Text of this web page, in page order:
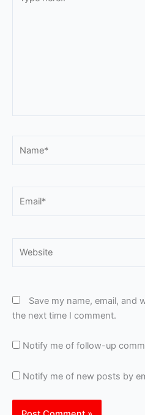
here..
Save my name, email, and
the next time I comment.
Notify me of follow-up
Notify me of new posts by